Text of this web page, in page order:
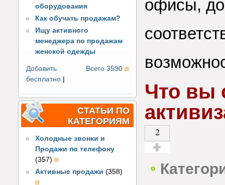
оборудования
Как обучать продажам?
Ищу активного
менеджера по продажам
женской одежды
Всего 3590
Добавить
бесплатно |
СТАТЬИ ПО
КАТЕГОРИЯМ
Холодные звонки и
Продажи по телефону
(357)
Активные продажи (358)
офисы,
Что вы
2